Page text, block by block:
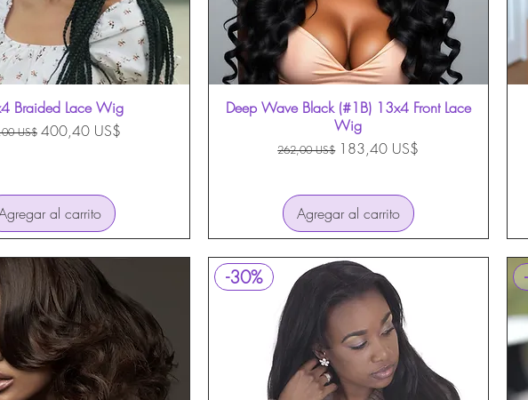
Vista rápida
Braided Lace Wig
US$ Precio de oferta
400,40 US$
al carrito
Vista rápida
Deep Wave Black (#1B) 13x4 Front Lace
Wig
Precio
262,00 US$ Precio de oferta
183,40 US$
Agregar al carrito
-30%